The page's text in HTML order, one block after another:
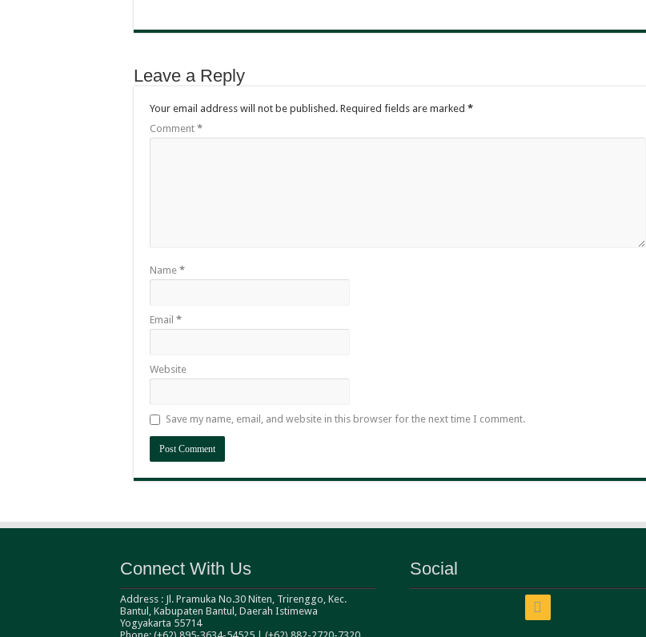
Leave a Reply
Your email address will not be published. Required fields are marked *
Comment *
Name *
Email *
Website
Save my name, email, and website in this browser for the next time I comment.
Connect With Us
Address : Jl. Pramuka No.30 Niten, Trirenggo, Kec.
Bantul, Kabupaten Bantul, Daerah Istimewa
Yogyakarta 55714
Social